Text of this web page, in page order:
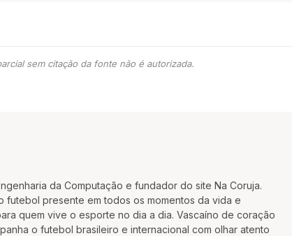
sem citação da fonte não é autorizada.
da Computação e fundador do site Na Coruja.
futebol presente em todos os momentos da vida e
quem vive o esporte no dia a dia. Vascaíno de coração
o futebol brasileiro e internacional com olhar atento